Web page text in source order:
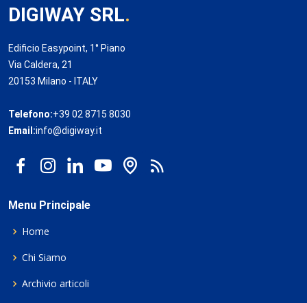
DIGIWAY SRL.
Edificio Easypoint, 1° Piano
Via Caldera, 21
20153 Milano - ITALY
Telefono:+39 02 8715 8030
Email:info@digiway.it
Menu Principale
Home
Chi Siamo
Archivio articoli